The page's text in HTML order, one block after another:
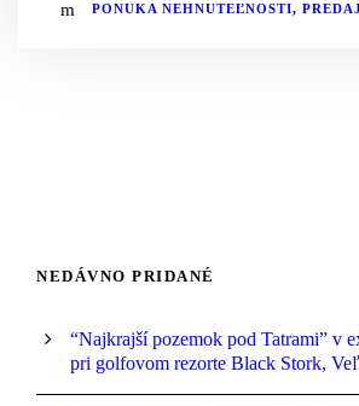
PONUKA NEHNUTEĽNOSTI, PREDAJ
NEDÁVNO PRIDANÉ
“Najkrajší pozemok pod Tatrami” v
pri golfovom rezorte Black Stork,